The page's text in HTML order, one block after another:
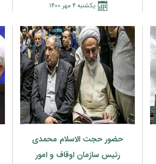
يكشنبه4مهر 1400
حضور حجت الاسلام محمدی
رئیس سازمان اوقاف و امور